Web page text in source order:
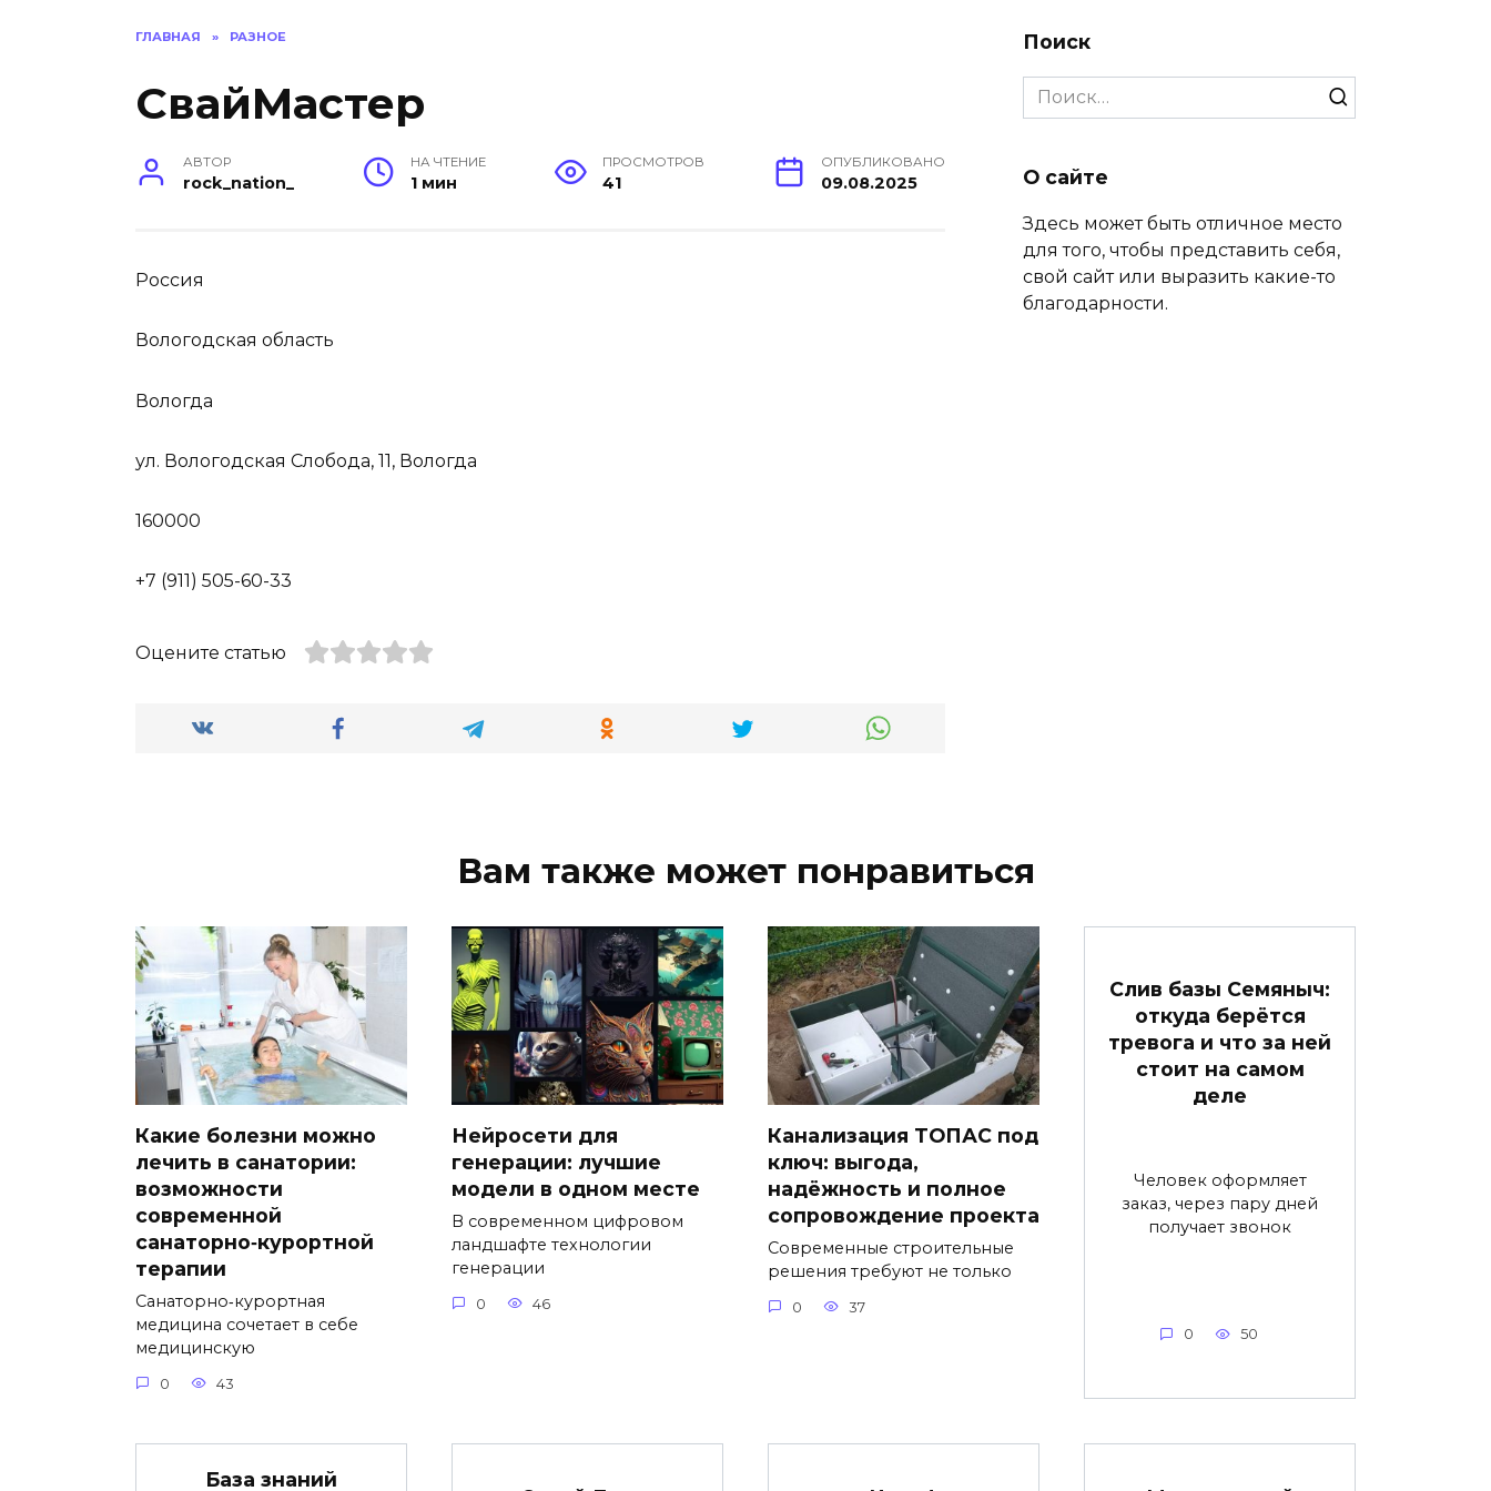
ГЛАВНАЯ » РАЗНОЕ
СвайМастер
АВТОР
rock_nation_
НА ЧТЕНИЕ
1 мин
ПРОСМОТРОВ
41
ОПУБЛИКОВАНО
09.08.2025
Россия
Вологодская область
Вологда
ул. Вологодская Слобода, 11, Вологда
160000
+7 (911) 505-60-33
Оцените статью
Поиск
Search
for:
О сайте
Здесь может быть отличное место
для того, чтобы представить себя,
свой сайт или выразить какие-то
благодарности.
Вам также может понравиться
Какие болезни можно
лечить в санатории:
возможности
современной
санаторно‑курортной
терапии
Санаторно‑курортная
медицина сочетает в себе
медицинскую
0 43
Нейросети для
генерации: лучшие
модели в одном месте
В современном цифровом
ландшафте технологии
генерации
0 46
Канализация ТОПАС под
ключ: выгода,
надёжность и полное
сопровождение проекта
Современные строительные
решения требуют не только
0 37
Слив базы Семяныч:
откуда берётся
тревога и что за ней
стоит на самом
деле
Человек оформляет
заказ, через пару дней
получает звонок
0 50
База знаний